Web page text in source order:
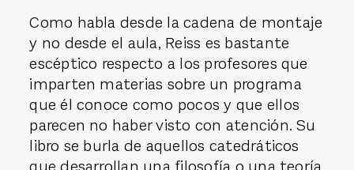
Como habla desde la cadena de montaje
y no desde el aula, Reiss es bastante
escéptico respecto a los profesores que
imparten materias sobre un programa
que él conoce como pocos y que ellos
parecen no haber visto con atención. Su
libro se burla de aquellos catedráticos